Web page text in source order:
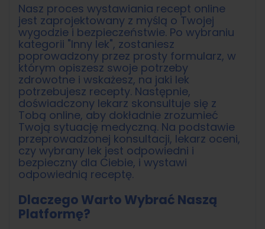
Nasz proces wystawiania recept online
jest zaprojektowany z myślą o Twojej
wygodzie i bezpieczeństwie. Po wybraniu
kategorii "Inny lek", zostaniesz
poprowadzony przez prosty formularz, w
którym opiszesz swoje potrzeby
zdrowotne i wskażesz, na jaki lek
potrzebujesz recepty. Następnie,
doświadczony lekarz skonsultuje się z
Tobą online, aby dokładnie zrozumieć
Twoją sytuację medyczną. Na podstawie
przeprowadzonej konsultacji, lekarz oceni,
czy wybrany lek jest odpowiedni i
bezpieczny dla Ciebie, i wystawi
odpowiednią receptę.
Dlaczego Warto Wybrać Naszą
Platformę?